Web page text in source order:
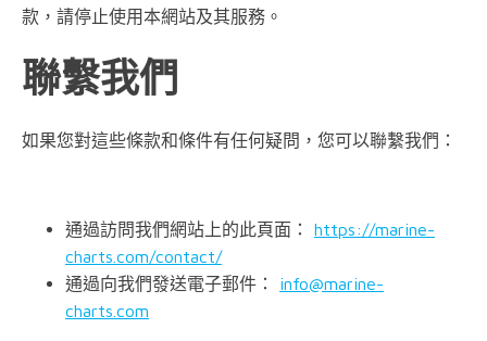
款，請停止使用本網站及其服務。
聯繫我們
如果您對這些條款和條件有任何疑問，您可以聯繫我們：
通過訪問我們網站上的此頁面： https://marine-
charts.com/contact/
通過向我們發送電子郵件： info@marine-
charts.com